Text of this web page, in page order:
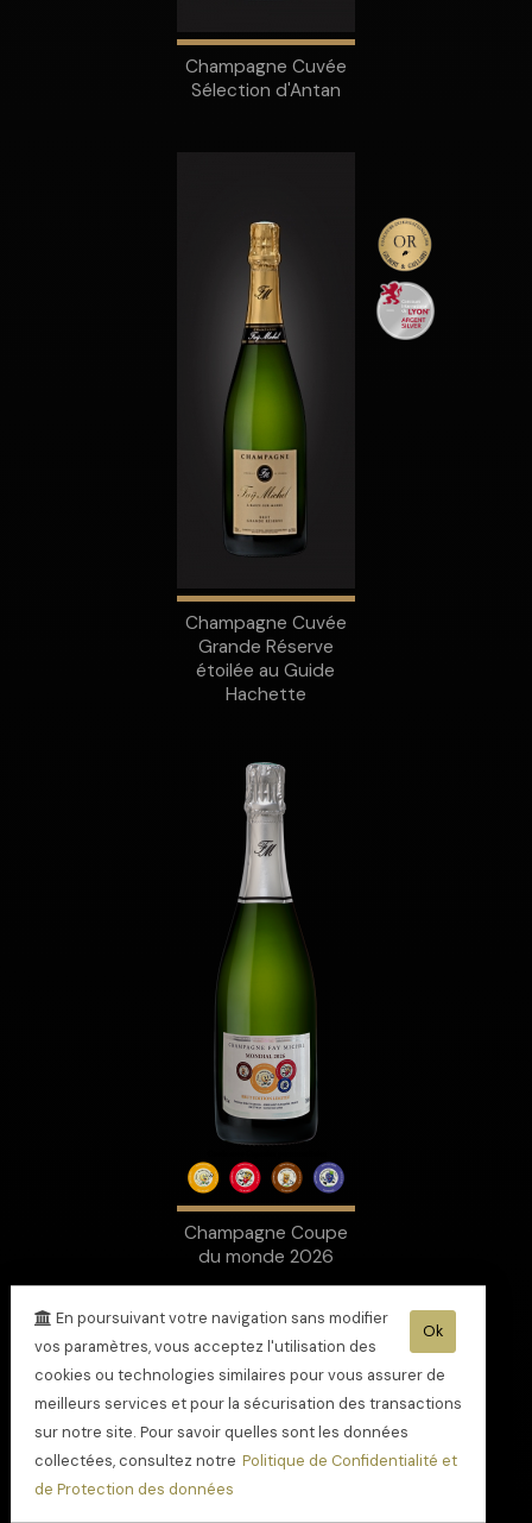
Champagne Cuvée
Sélection d'Antan
Champagne Cuvée
Grande Réserve
étoilée au Guide
Hachette
Champagne Coupe
du monde 2026
Ok
En poursuivant votre navigation sans modifier
vos paramètres, vous acceptez l'utilisation des
cookies ou technologies similaires pour vous assurer de
meilleurs services et pour la sécurisation des transactions
sur notre site. Pour savoir quelles sont les données
collectées, consultez notre Politique de Confidentialité et
de Protection des données